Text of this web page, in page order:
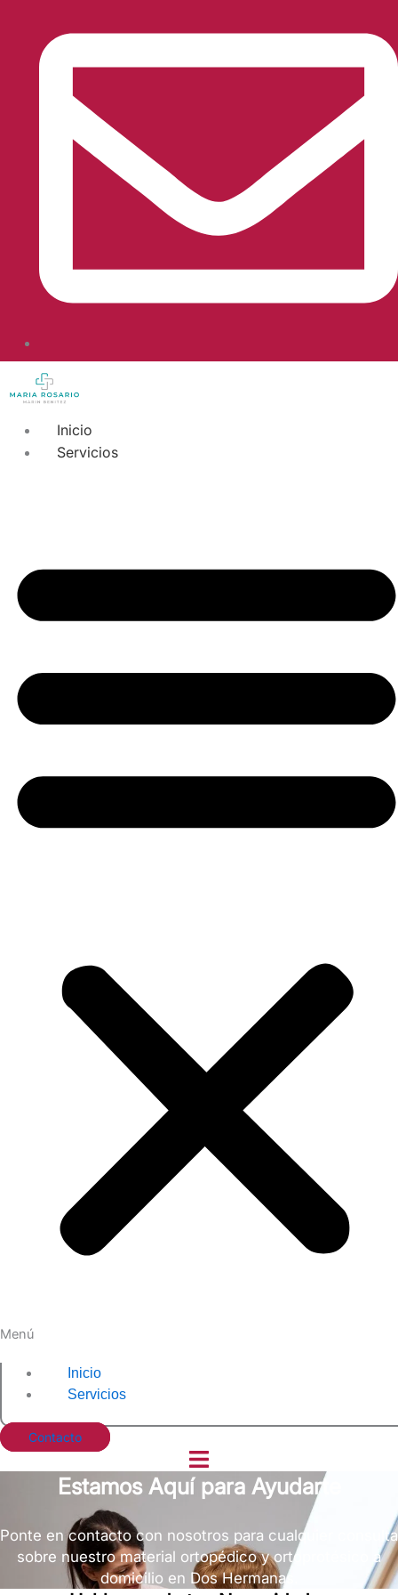
Inicio
Servicios
Menú
Inicio
Servicios
Contacto
Estamos Aquí para Ayudarte
Ponte en contacto con nosotros para cualquier consulta
sobre nuestro material ortopédico y ortoprotésico a
domicilio en Dos Hermanas.